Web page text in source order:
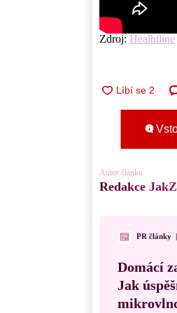
Zdroj: Healhtline
Autor článku
Redakce
PR články
Domácí
Jak